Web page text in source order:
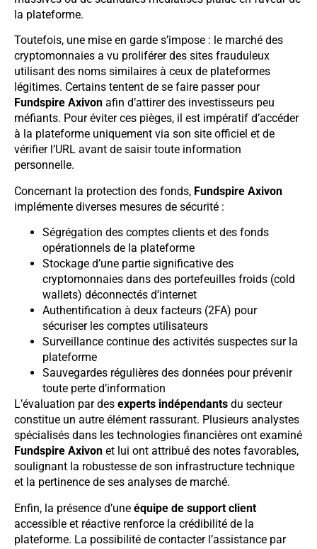
la plateforme.
Toutefois, une mise en garde s’impose : le marché des
cryptomonnaies a vu proliférer des sites frauduleux
utilisant des noms similaires à ceux de plateformes
légitimes. Certains tentent de se faire passer pour
Fundspire Axivon afin d’attirer des investisseurs peu
méfiants. Pour éviter ces pièges, il est impératif d’accéder
à la plateforme uniquement via son site officiel et de
vérifier l’URL avant de saisir toute information
personnelle.
Concernant la protection des fonds, Fundspire Axivon
implémente diverses mesures de sécurité :
Ségrégation des comptes clients et des fonds
opérationnels de la plateforme
Stockage d’une partie significative des
cryptomonnaies dans des portefeuilles froids (cold
wallets) déconnectés d’internet
Authentification à deux facteurs (2FA) pour
sécuriser les comptes utilisateurs
Surveillance continue des activités suspectes sur la
plateforme
Sauvegardes régulières des données pour prévenir
toute perte d’information
L’évaluation par des experts indépendants du secteur
constitue un autre élément rassurant. Plusieurs analystes
spécialisés dans les technologies financières ont examiné
Fundspire Axivon et lui ont attribué des notes favorables,
soulignant la robustesse de son infrastructure technique
et la pertinence de ses analyses de marché.
Enfin, la présence d’une équipe de support client
accessible et réactive renforce la crédibilité de la
plateforme. La possibilité de contacter l’assistance par